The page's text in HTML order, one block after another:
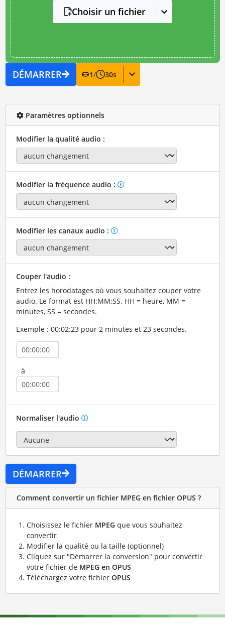
Choisir un fichier
DÉMARRER 1/ 30s
Paramètres optionnels
Modifier la qualité audio :
Modifier la fréquence audio :
Modifier les canaux audio :
Couper l'audio :
Entrez les horodatages où vous souhaitez couper votre
audio. Le format est HH:MM:SS. HH = heure, MM =
minutes, SS = secondes.
Exemple : 00:02:23 pour 2 minutes et 23 secondes.
à
Normaliser l'audio
DÉMARRER
Comment convertir un fichier MPEG en fichier OPUS ?
Choisissez le fichier MPEG que vous souhaitez
convertir
Modifier la qualité ou la taille (optionnel)
Cliquez sur "Démarrer la conversion" pour convertir
votre fichier de MPEG en OPUS
Téléchargez votre fichier OPUS